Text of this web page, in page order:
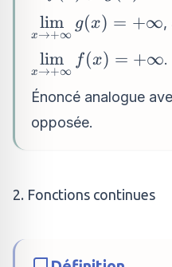
\geqslant
g(x)
\to +\infty} g(x)
+\infty
x→+∞
lim g(x) = +∞,
\to +\infty} f(x) =
+\infty
x→+∞
lim f (x) = +∞.
Énoncé analogue
opposée.
2. Fonctions continues